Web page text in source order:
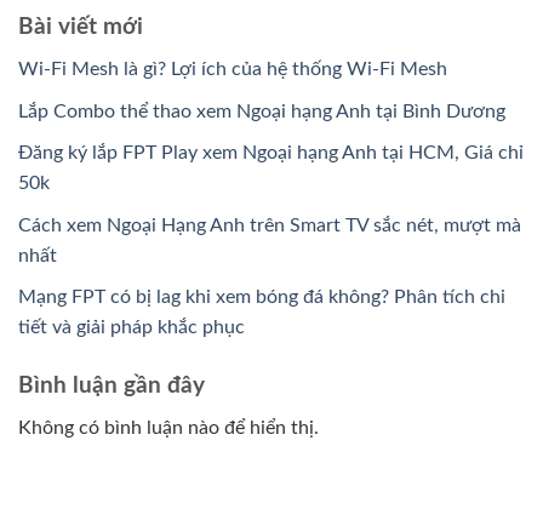
Bài viết mới
Wi-Fi Mesh là gì? Lợi ích của hệ thống Wi-Fi Mesh
Lắp Combo thể thao xem Ngoại hạng Anh tại Bình Dương
Đăng ký lắp FPT Play xem Ngoại hạng Anh tại HCM, Giá chỉ
50k
Cách xem Ngoại Hạng Anh trên Smart TV sắc nét, mượt mà
nhất
Mạng FPT có bị lag khi xem bóng đá không? Phân tích chi
tiết và giải pháp khắc phục
Bình luận gần đây
Không có bình luận nào để hiển thị.